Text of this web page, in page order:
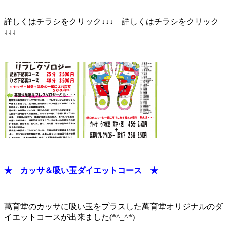
詳しくはチラシをクリック↓↓↓ 詳しくはチラシをクリック
↓↓↓
★ カッサ＆吸い玉ダイエットコース ★
萬育堂のカッサに吸い玉をプラスした萬育堂オリジナルのダ
イエットコースが出来ました(*^_^*)